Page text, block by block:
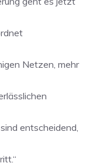
Netzen, mehr
entscheidend,